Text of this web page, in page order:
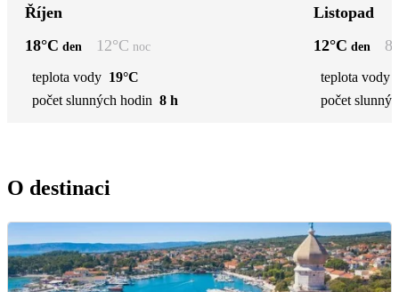
Říjen
18°C den 12°C noc
teplota vody 19°C
počet slunných hodin 8 h
Listopad
12°C den 8
teplota vody
počet
O destinaci